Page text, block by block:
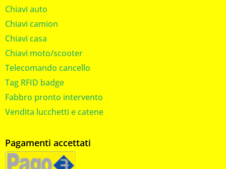
Chiavi auto
Chiavi camion
Chiavi casa
Chiavi moto/scooter
Telecomando cancello
Tag RFID badge
Fabbro pronto intervento
Vendita lucchetti e catene
Pagamenti accettati